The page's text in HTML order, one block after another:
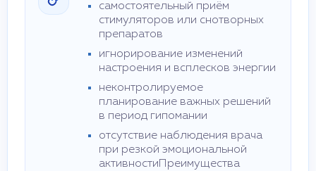
самостоятельный приём
стимуляторов или снотворных
препаратов
игнорирование изменений
настроения и всплесков энергии
неконтролируемое
планирование важных решений
в период гипомании
отсутствие наблюдения врача
при резкой эмоциональной
активностиПреимущества